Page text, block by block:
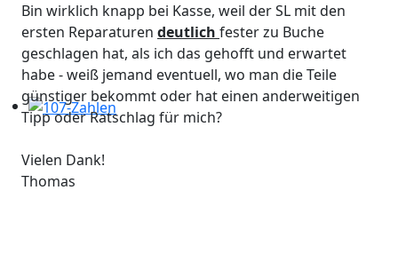
107-Zahlen
Bin wirklich knapp bei Kasse, weil der SL mit den
ersten Reparaturen deutlich fester zu Buche
geschlagen hat, als ich das gehofft und erwartet
habe - weiß jemand eventuell, wo man die Teile
günstiger bekommt oder hat einen anderweitigen
Tipp oder Ratschlag für mich?
Vielen Dank!
Thomas